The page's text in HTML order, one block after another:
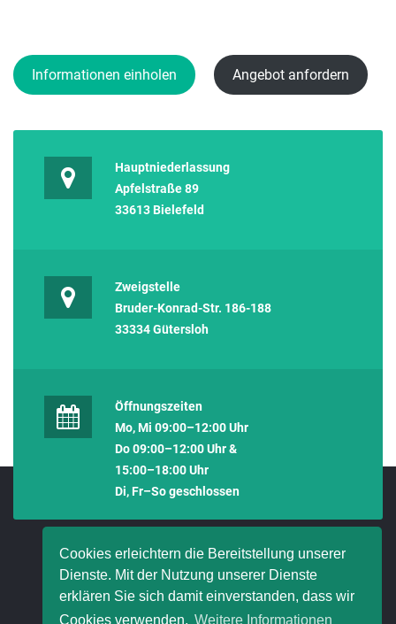
Cookies erleichtern die Bereitstellung unserer
Dienste. Mit der Nutzung unserer Dienste
erklären Sie sich damit einverstanden, dass wir
Cookies verwenden. Weitere Informationen
Informationen einholen Angebot anfordern
Hauptniederlassung
Apfelstraße 89
33613 Bielefeld
Zweigstelle
Bruder-Konrad-Str. 186-188
33334 Gütersloh
Öffnungszeiten
Mo, Mi 09:00–12:00 Uhr
Do 09:00–12:00 Uhr &
15:00–18:00 Uhr
Di, Fr–So geschlossen